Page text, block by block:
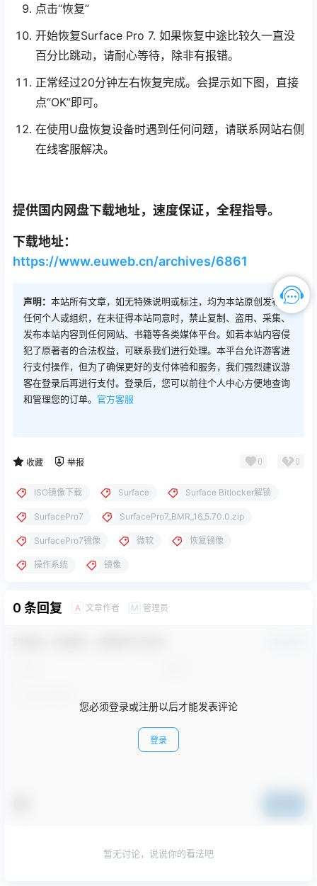
点击“恢复”
开始恢复Surface Pro 7. 如果恢复中途比较久一直没
百分比跳动，请耐心等待，除非有报错。
正常经过20分钟左右恢复完成。会提示如下图，直接
点“OK”即可。
在使用U盘恢复设备时遇到任何问题，请联系网站右侧
在线客服解决。
提供国内网盘下载地址，速度保证，全程指导。
下载地址：
https://www.euweb.cn/archives/6861
声明： 本站所有文章，如无特殊说明或标注，均为本站原创发布。
任何个人或组织，在未征得本站同意时，禁止复制、盗用、采集、
发布本站内容到任何网站、书籍等各类媒体平台。如若本站内容侵
犯了原著者的合法权益，可联系我们进行处理。本平台允许游客进
行支付操作，但为了确保更好的支付体验和服务，我们强烈建议游
客在登录后再进行支付。登录后，您可以前往个人中心方便地查询
和管理您的订单。 官方客服
收藏 举报 0 0
ISO镜像下载 Surface Surface Bitlocker解锁
SurfacePro7 SurfacePro7_BMR_16_5.70.0.zip
SurfacePro7镜像 微软 恢复镜像
操作系统 镜像
0 条回复 A 文章作者 M 管理员
您必须登录或注册以后才能发表评论
登录
暂无讨论，说说你的看法吧